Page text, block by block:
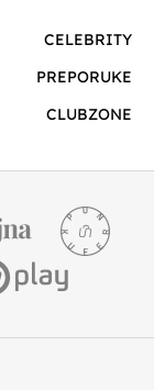
CELEBRITY
PREPORUKE
CLUBZONE